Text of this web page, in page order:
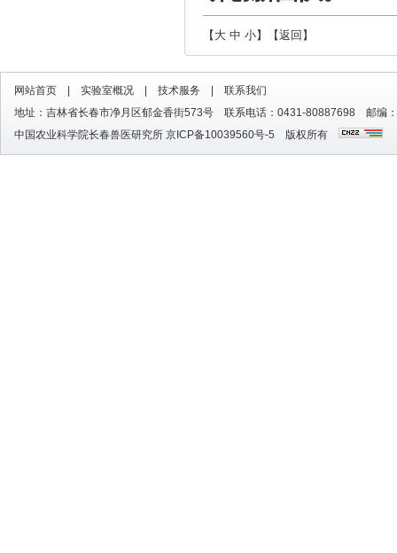
【 大 中 小】【返回 】
网站首页 实验室概况 技术服务
联系我们
地址：吉林省长春市净月区郁金香街573号 联系电话：0431-80887698 邮编
中国农业科学院长春兽医研究所 京ICP备10039560号-5 版权所有